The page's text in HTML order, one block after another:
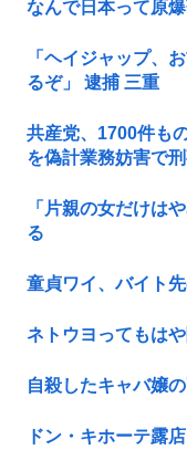
なんで日本って原
「ヘイジャップ、
るぞ」 逮捕 三重
共産党、1700件も
を偽計業務妨害で
「片親の女だけは
る
童貞ワイ、バイト
ネトウヨってもは
自殺したキャバ嬢
ドン・キホーテ露